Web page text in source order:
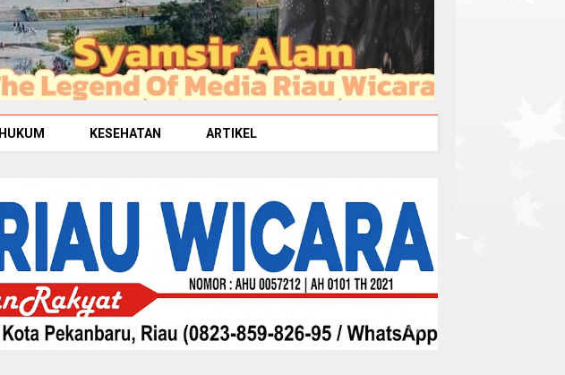
HUKUM KESEHATAN ARTIKEL